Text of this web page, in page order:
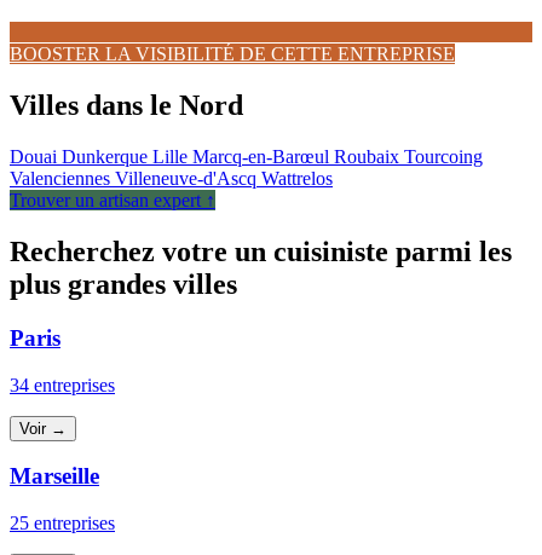
BOOSTER LA VISIBILITÉ DE CETTE ENTREPRISE
Villes dans le Nord
Douai Dunkerque Lille Marcq-en-Barœul Roubaix Tourcoing
Valenciennes Villeneuve-d'Ascq Wattrelos
Trouver un artisan expert ↑
Recherchez votre un cuisiniste parmi les
plus grandes villes
Paris
34 entreprises
Voir →
Marseille
25 entreprises